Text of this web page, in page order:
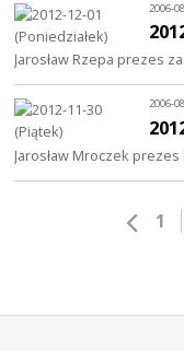
2006-
Jarosław Rzepa prezes
2006-
Jarosław Mroczek
1